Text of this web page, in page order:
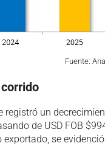
Fuente:
registró un
de USD FOB
exportado, se